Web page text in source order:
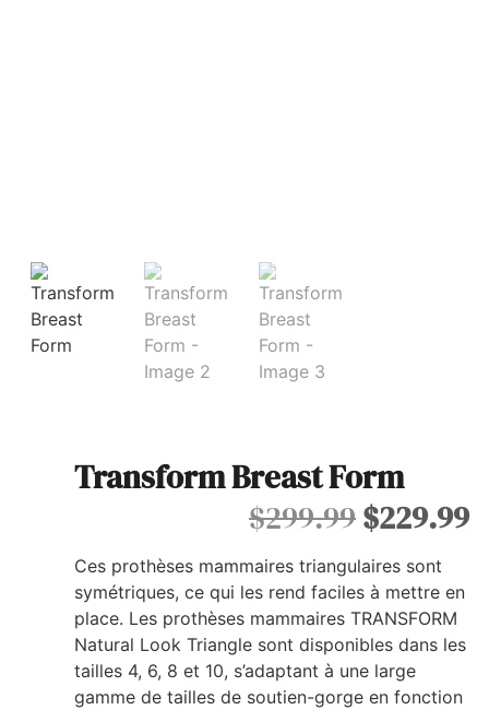
Transform Breast Form
$299.99$229.99
Ces prothèses mammaires triangulaires sont
symétriques, ce qui les rend faciles à mettre en
place. Les prothèses mammaires TRANSFORM
Natural Look Triangle sont disponibles dans les
tailles 4, 6, 8 et 10, s’adaptant à une large
gamme de tailles de soutien-gorge en fonction